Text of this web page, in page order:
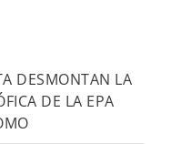
DESMONTAN LA
DE LA EPA